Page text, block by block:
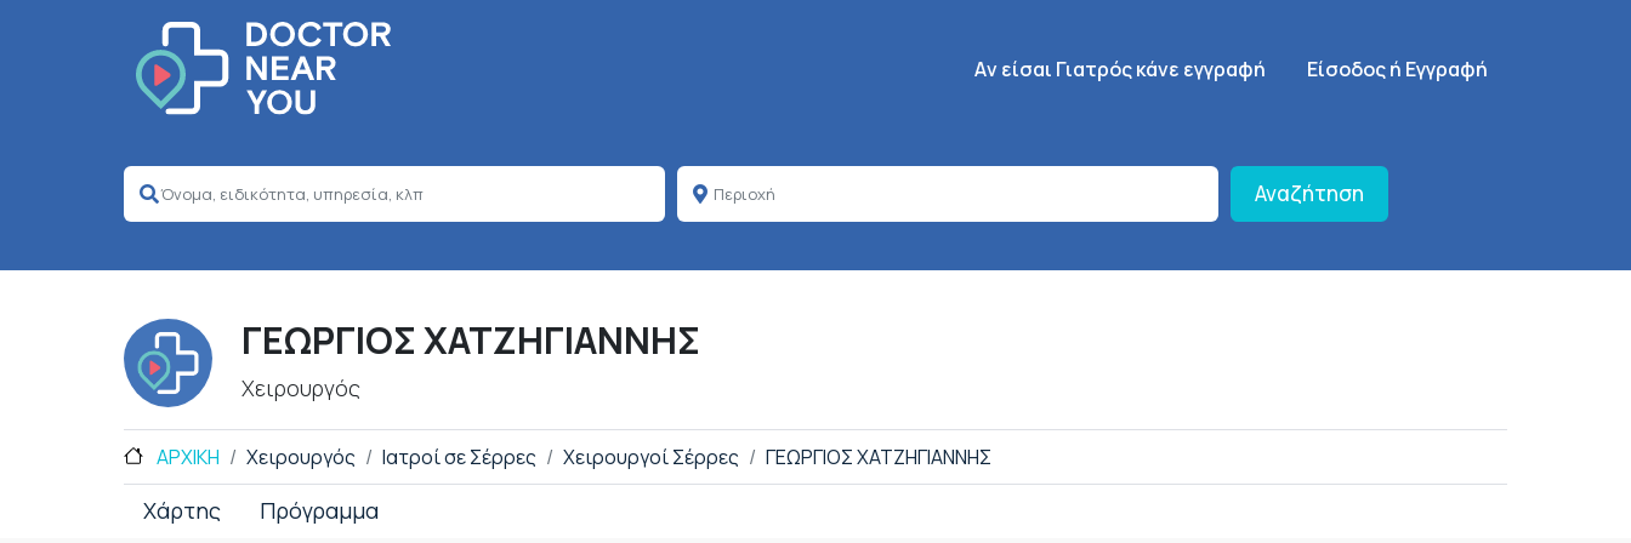
Κεντρική πλοήγηση
Aν είσαι Γιατρός κάνε εγγραφή SignUp Menu
Είσοδος ή Εγγραφή
Αναζήτηση
ΓΕΩΡΓΙΟΣ ΧΑΤΖΗΓΙΑΝΝΗΣ
Χειρουργός
ΑΡΧΙΚΗ Χειρουργός Ιατροί σε Σέρρες Χειρουργοί Σέρρες ΓΕΩΡΓΙΟΣ ΧΑΤΖΗΓΙΑΝΝΗΣ
Χάρτης Πρόγραμμα